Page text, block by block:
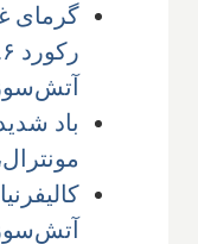
باد
مونترال، ۲۵ سانت برف در